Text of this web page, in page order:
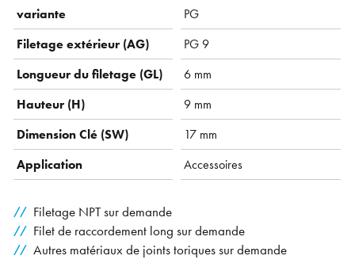
variante
PG
Filetage extérieur (AG)
PG 9
Longueur du filetage (GL)
6 mm
Hauteur (H)
9 mm
Dimension Clé (SW)
17 mm
Application
Accessoires
Filetage NPT sur demande
Filet de raccordement long sur demande
Autres matériaux de joints toriques sur demande